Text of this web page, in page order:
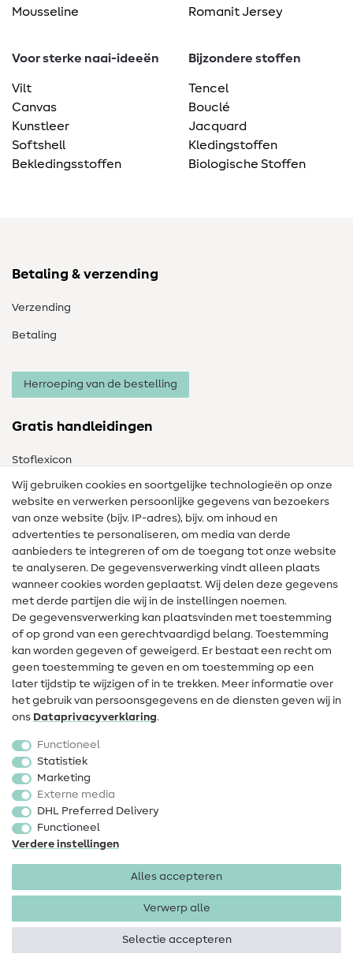
Mousseline
Romanit Jersey
Voor sterke naai-ideeën
Vilt
Canvas
Kunstleer
Softshell
Bekledingsstoffen
Bijzondere stoffen
Tencel
Bouclé
Jacquard
Kledingstoffen
Biologische Stoffen
Betaling & verzending
Verzending
Betaling
Herroeping van de bestelling
Gratis handleidingen
Stoflexicon
Naailexicon
Gratis Naaipatronen
Hulp & contact
Contact
Wijziging van eigenaar
FAQ
Herroepingsrecht
Populair
Fournituren
Sale
Wij gebruiken cookies en soortgelijke technologieën op onze
website en verwerken persoonlijke gegevens van bezoekers
van onze website (bijv. IP-adres), bijv. om inhoud en
advertenties te personaliseren, om media van derde
aanbieders te integreren of om de toegang tot onze website
te analyseren. De gegevensverwerking vindt alleen plaats
wanneer cookies worden geplaatst. Wij delen deze gegevens
met derde partijen die wij in de instellingen noemen.
De gegevensverwerking kan plaatsvinden met toestemming
of op grond van een gerechtvaardigd belang. Toestemming
kan worden gegeven of geweigerd. Er bestaat een recht om
geen toestemming te geven en om toestemming op een
later tijdstip te wijzigen of in te trekken. Meer informatie over
het gebruik van persoonsgegevens en de diensten geven wij in
ons Data­privacy­verklaring.
Functioneel
Statistiek
Marketing
Externe media
DHL Preferred Delivery
Functioneel
Verdere instellingen
Alles accepteren
Verwerp alle
Selectie accepteren
Colofon Privacy
Algemene voorwaarden
Copyright 2026 SewIY GmbH